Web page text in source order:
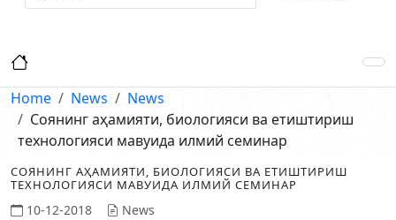
Home News
News
Соянинг аҳамияти, биологияси ва етиштириш
технологияси мавуида илмий семинар
СОЯНИНГ АҲАМИЯТИ, БИОЛОГИЯСИ ВА ЕТИШТИРИШ
ТЕХНОЛОГИЯСИ МАВУИДА ИЛМИЙ СЕМИНАР
10-12-2018 News